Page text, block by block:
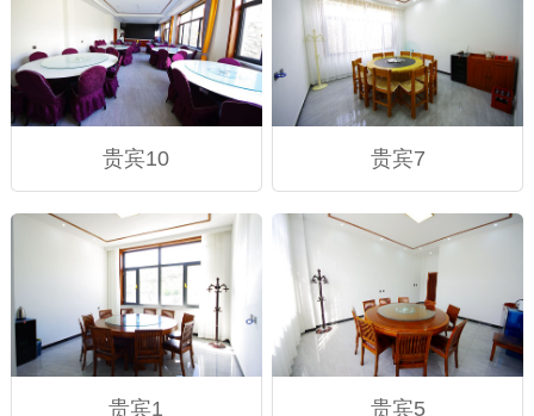
贵宾10 贵宾7
贵宾1 贵宾5